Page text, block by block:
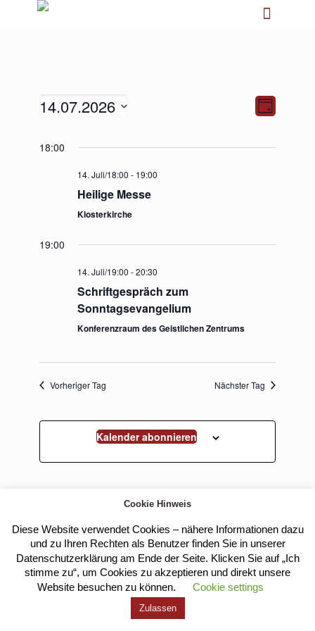
Ansichten-
Navigation
Ansichten-
Tag
14.07.2026
wählen.
18:00
14. Juli/18:00 - 19:00
Heilige Messe
Klosterkirche
19:00
14. Juli/19:00 -20:30
Schriftgespräch zum
Sonntagsevangelium
Konferenzraum des Geistlichen Zentrums
Vorheriger Tag Nächster Tag
Kalender abonnieren
Kloster Heilig Kreuz | Impressum|Datenschutz
Cookie Hinweis
Diese Website verwendet Cookies – nähere Informationen dazu
und zu Ihren Rechten als Benutzer finden Sie in unserer
Datenschutzerklärung am Ende der Seite. Klicken Sie auf „Ich
stimme zu“, um Cookies zu akzeptieren und direkt unsere
Website besuchen zu können.
Cookie settings
Zulassen